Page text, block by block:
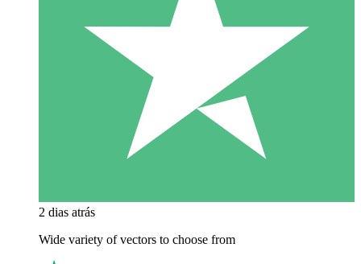
2 dias atrás
Wide variety of vectors to choose from